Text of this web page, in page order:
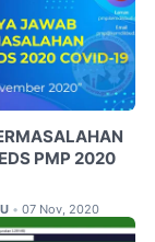
PMP 2020
• 07 Nov, 2020